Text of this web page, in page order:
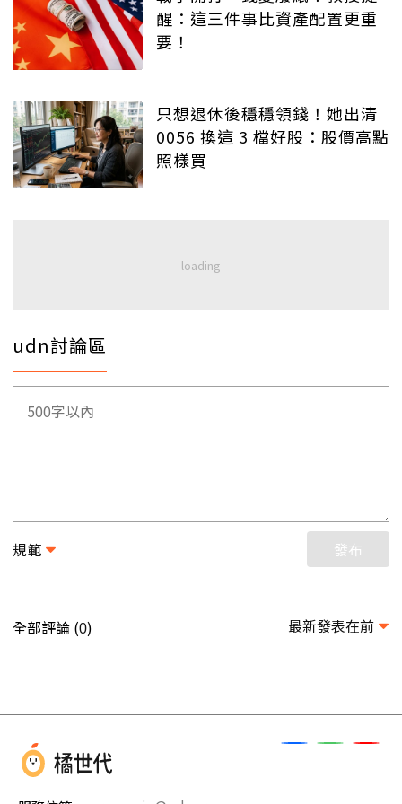
醒：這三件事比資產配置更重
要！
只想退休後穩穩領錢！她出清
0056 換這 3 檔好股：股價高點
照樣買
udn討論區
規範 發布
全部評論 (0) 最新發表在前